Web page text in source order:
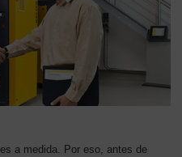
a medida. Por eso, antes de